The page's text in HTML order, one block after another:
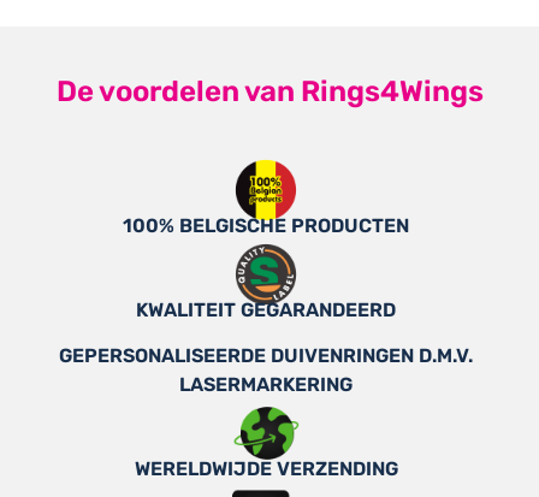
De voordelen van Rings4Wings
100% BELGISCHE PRODUCTEN
KWALITEIT GEGARANDEERD
GEPERSONALISEERDE DUIVENRINGEN D.M.V.
LASERMARKERING
WERELDWIJDE VERZENDING